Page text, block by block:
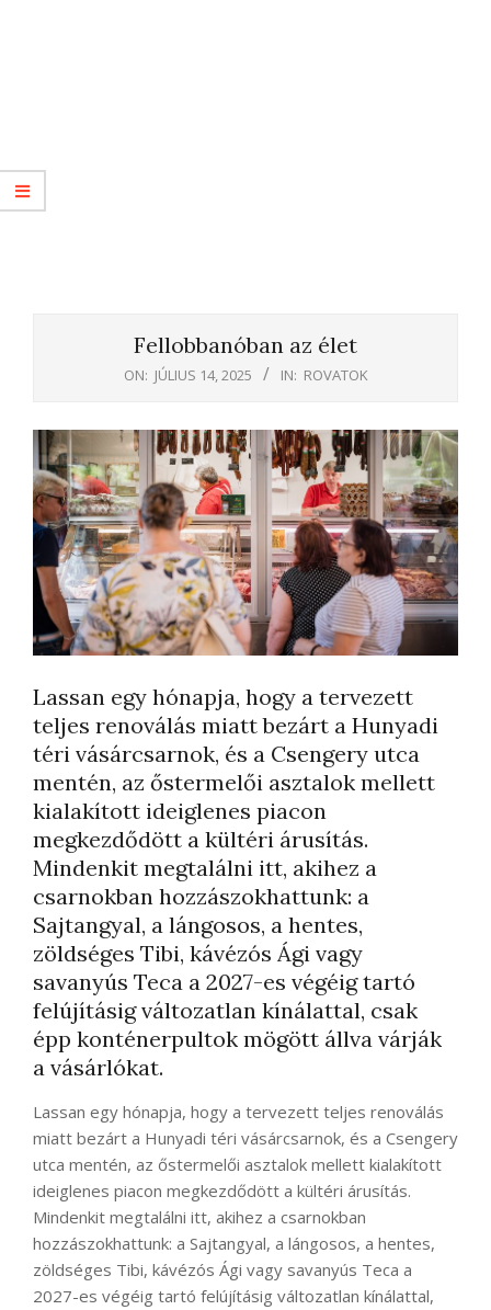
Fellobbanóban az élet
ON: JÚLIUS 14, 2025 IN: ROVATOK
Lassan egy hónapja, hogy a tervezett
teljes renoválás miatt bezárt a Hunyadi
téri vásárcsarnok, és a Csengery utca
mentén, az őstermelői asztalok mellett
kialakított ideiglenes piacon
megkezdődött a kültéri árusítás.
Mindenkit megtalálni itt, akihez a
csarnokban hozzászokhattunk: a
Sajtangyal, a lángosos, a hentes,
zöldséges Tibi, kávézós Ági vagy
savanyús Teca a 2027-es végéig tartó
felújításig változatlan kínálattal, csak
épp konténerpultok mögött állva várják
a vásárlókat.
Lassan egy hónapja, hogy a tervezett teljes renoválás
miatt bezárt a Hunyadi téri vásárcsarnok, és a Csengery
utca mentén, az őstermelői asztalok mellett kialakított
ideiglenes piacon megkezdődött a kültéri árusítás.
Mindenkit megtalálni itt, akihez a csarnokban
hozzászokhattunk: a Sajtangyal, a lángosos, a hentes,
zöldséges Tibi, kávézós Ági vagy savanyús Teca a
2027-es végéig tartó felújításig változatlan kínálattal,